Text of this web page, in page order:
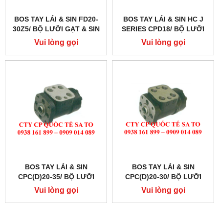
BOS TAY LÁI & SIN FD20-
30Z5/ BỘ LƯỠI GẠT & SIN
PHỐT LÁI
Vui lòng gọi
BOS TAY LÁI & SIN HC J
SERIES CPD18/ BỘ LƯỠI
GẠT & SIN PHỐT LÁI
Vui lòng gọi
BOS TAY LÁI & SIN
CPC(D)20-35/ BỘ LƯỠI
GẠT & SIN PHỐT LÁI
Vui lòng gọi
BOS TAY LÁI & SIN
CPC(D)20-30/ BỘ LƯỠI
GẠT & SIN PHỐT LÁI
Vui lòng gọi